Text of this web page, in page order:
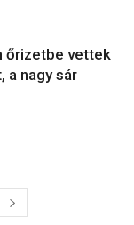
őrizetbe vettek
a nagy sár